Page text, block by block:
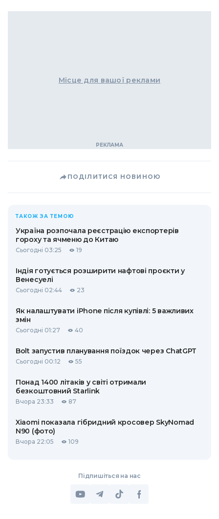
Місце для вашої реклами
ПОДІЛИТИСЯ НОВИНОЮ
ТАКОЖ ЗА ТЕМОЮ
Україна розпочала реєстрацію експортерів
гороху та ячменю до Китаю
Сьогодні 03:25 19
Індія готується розширити нафтові проєкти у
Венесуелі
Сьогодні 02:44 23
Як налаштувати iPhone після купівлі: 5 важливих
змін
Сьогодні 01:27 40
Bolt запустив планування поїздок через ChatGPT
Сьогодні 00:12 55
Понад 1400 літаків у світі отримали
безкоштовний Starlink
Вчора 23:33 87
Xiaomi показала гібридний кросовер SkyNomad
N90 (фото)
Вчора 22:05 109
Підпишіться на нас